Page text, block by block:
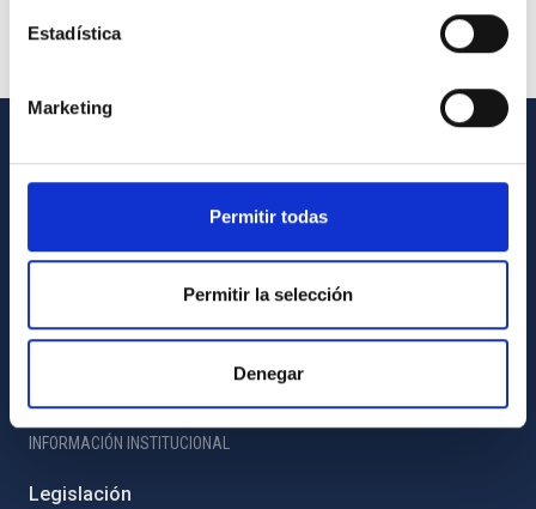
Estadística
Marketing
Permitir todas
Permitir la selección
Denegar
INFORMACIÓN GENERAL
Cómo llegar al IAC
Directorio de personal
Biblioteca
INFORMACIÓN INSTITUCIONAL
Legislación